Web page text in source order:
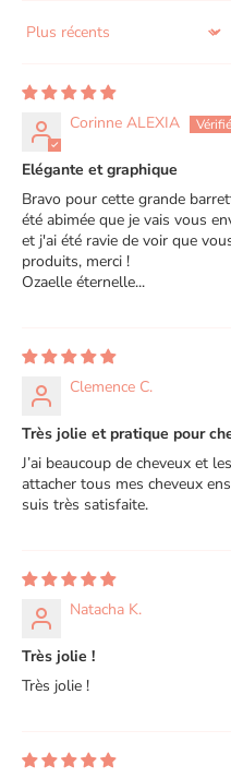
Sort by
Corinne ALEXIA
Elégante et graphique
Bravo pour cette grande
été abimée que je vais vous
et j'ai été ravie de voir que
produits, merci !
Ozaelle éternelle...
Clemence C.
Très jolie et pratique pour
J’ai beaucoup de cheveux et
attacher tous mes cheveux
suis très satisfaite.
Natacha K.
Très jolie !
Très jolie !